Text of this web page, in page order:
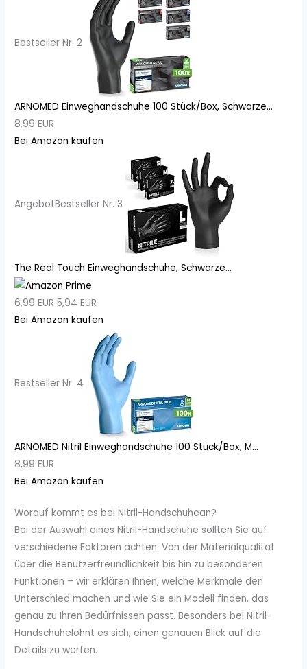
Bestseller Nr. 2
ARNOMED Einweghandschuhe 100 Stück/Box, Schwarze...
8,99 EUR
Bei Amazon kaufen
AngebotBestseller Nr. 3
The Real Touch Einweghandschuhe, Schwarze...
6,99 EUR 5,94 EUR
Bei Amazon kaufen
Bestseller Nr. 4
ARNOMED Nitril Einweghandschuhe 100 Stück/Box, M...
8,99 EUR
Bei Amazon kaufen
Worauf kommt es bei Nitril-Handschuhean?
Bei der Auswahl eines Nitril-Handschuhe sollten Sie auf
verschiedene Faktoren achten. Von der Materialqualität
über die Benutzerfreundlichkeit bis hin zu besonderen
Funktionen – wir erklären Ihnen, welche Merkmale den
Unterschied machen und wie Sie ein Modell finden, das
genau zu Ihren Bedürfnissen passt. Besonders bei Nitril-
Handschuhelohnt es sich, einen genauen Blick auf die
Details zu werfen.